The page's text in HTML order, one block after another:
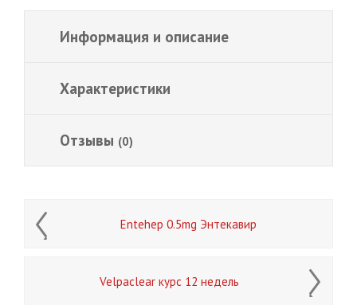
Информация и описание
Характеристики
Отзывы (0)
Entehep 0.5mg Энтекавир
Velpaclear курс 12 недель